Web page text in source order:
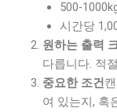
500-
시간당
원하는 출력
다릅니다. 적
중요한 조건
여 있는지, 혹